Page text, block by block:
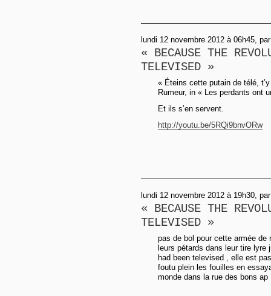
lundi 12 novembre 2012 à 06h45,
« BECAUSE THE
TELEVISED »
« Éteins cette putain de télé,
Rumeur, in « Les perdants ont
Et ils s’en servent.
http://youtu.be/5RQi9bnvORw
lundi 12 novembre 2012 à 19h30,
« BECAUSE THE
TELEVISED »
pas de bol pour cette armée de
leurs pétards dans leur tire
had been televised , elle est
foutu plein les fouilles en
monde dans la rue des bons ap